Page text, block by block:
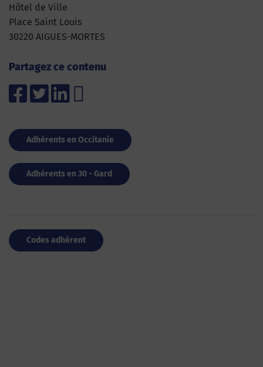
Hôtel de Ville
Place Saint Louis
30220 AIGUES-MORTES
Partagez ce contenu
Adhérents en Occitanie
Adhérents en 30 - Gard
Codes adhérent